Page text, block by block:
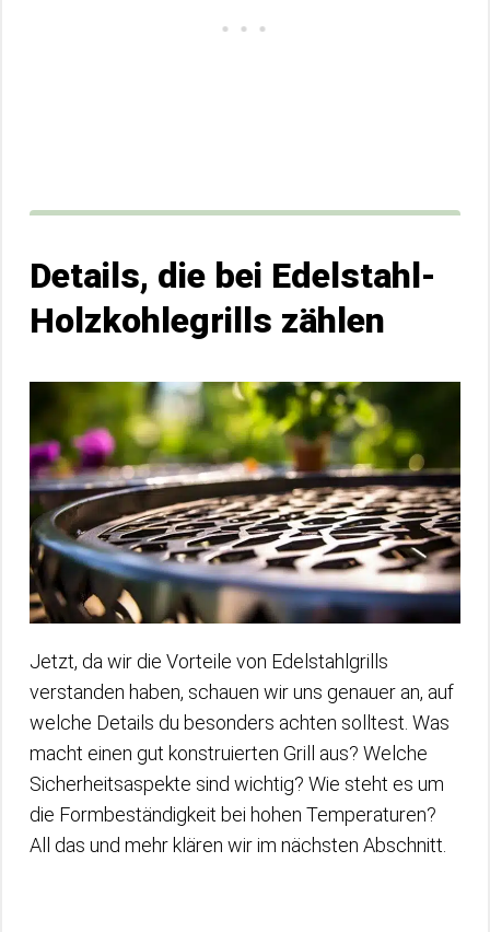
Details, die bei Edelstahl-
Holzkohlegrills zählen
Jetzt, da wir die Vorteile von Edelstahlgrills
verstanden haben, schauen wir uns genauer an, auf
welche Details du besonders achten solltest. Was
macht einen gut konstruierten Grill aus? Welche
Sicherheitsaspekte sind wichtig? Wie steht es um
die Formbeständigkeit bei hohen Temperaturen?
All das und mehr klären wir im nächsten Abschnitt.